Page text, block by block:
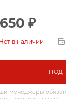
₽
в наличии
ПОД
менеджеры